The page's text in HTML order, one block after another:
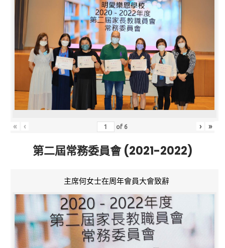
« ‹ of 6 › »
第二屆常務委員會 (2021-2022)
主席何女士在周年會員大會致辭